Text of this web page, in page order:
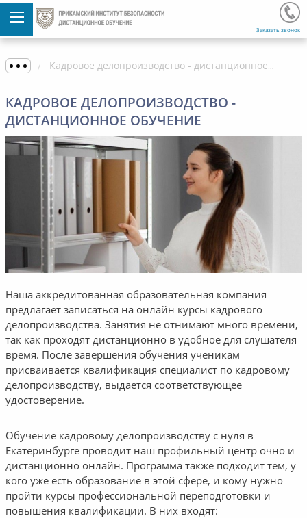
Заказать звонок
Кадровое делопроизводство - дистанционное обучение
КАДРОВОЕ ДЕЛОПРОИЗВОДСТВО -
ДИСТАНЦИОННОЕ ОБУЧЕНИЕ
Наша аккредитованная образовательная компания
предлагает записаться на онлайн курсы кадрового
делопроизводства. Занятия не отнимают много времени,
так как проходят дистанционно в удобное для слушателя
время. После завершения обучения ученикам
присваивается квалификация специалист по кадровому
делопроизводству, выдается соответствующее
удостоверение.
Обучение кадровому делопроизводству с нуля в
Екатеринбурге проводит наш профильный центр очно и
дистанционно онлайн. Программа также подходит тем, у
кого уже есть образование в этой сфере, и кому нужно
пройти курсы профессиональной переподготовки и
повышения квалификации. В них входят: